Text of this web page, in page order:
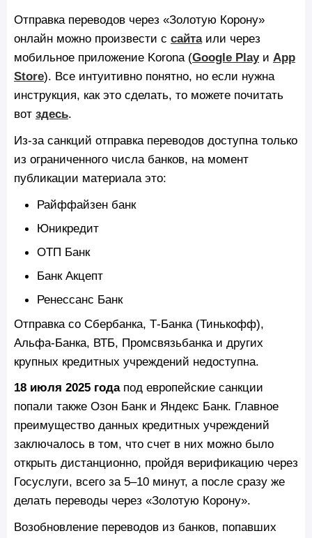
Отправка переводов через «Золотую Корону»
онлайн можно произвести c сайтаили через
мобильное приложение Korona (Google Playи App
Store). Все интуитивно понятно, но если нужна
инструкция, как это сделать, то можете почитать
вот здесь.
Из-за санкций отправка переводов доступна только
из ограниченного числа банков, на момент
публикации материала это:
Райффайзен банк
Юникредит
ОТП Банк
Банк Акцепт
Ренессанс Банк
Отправка со Сбербанка, Т-Банка (Тинькофф),
Альфа-Банка, ВТБ, Промсвязьбанка и других
крупных кредитных учреждений недоступна.
18 июля 2025 годапод европейские санкции
попали также Озон Банк и Яндекс Банк. Главное
преимущество данных кредитных учреждений
заключалось в том, что счет в них можно было
открыть дистанционно, пройдя верификацию через
Госуслуги, всего за 5–10 минут, а после сразу же
делать переводы через «Золотую Корону».
Возобновление переводов из банков, попавших